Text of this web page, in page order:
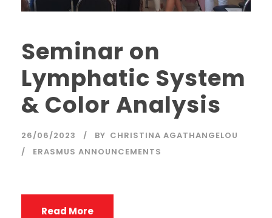
Seminar on
Lymphatic System
& Color Analysis
26/06/2023 BY CHRISTINA AGATHANGELOU
ERASMUS ANNOUNCEMENTS
Read More